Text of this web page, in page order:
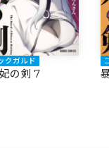
クガルド
の剣 7